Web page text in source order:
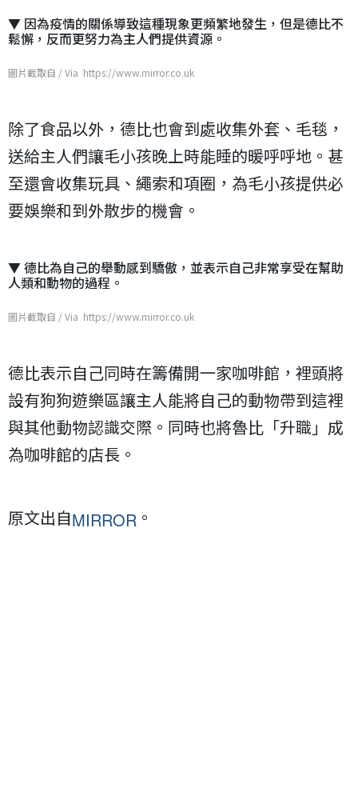
▼ 因為疫情的關係導致這種現象更頻繁地發生，但是德比不
鬆懈，反而更努力為主人們提供資源。
圖片截取自 / Via https://www.mirror.co.uk
除了食品以外，德比也會到處收集外套、毛毯，
送給主人們讓毛小孩晚上時能睡的暖呼呼地。甚
至還會收集玩具、繩索和項圈，為毛小孩提供必
要娛樂和到外散步的機會。
▼ 德比為自己的舉動感到驕傲，並表示自己非常享受在幫助
人類和動物的過程。
圖片截取自 / Via https://www.mirror.co.uk
德比表示自己同時在籌備開一家咖啡館，裡頭將
設有狗狗遊樂區讓主人能將自己的動物帶到這裡
與其他動物認識交際。同時也將魯比「升職」成
為咖啡館的店長。
原文出自MIRROR 。